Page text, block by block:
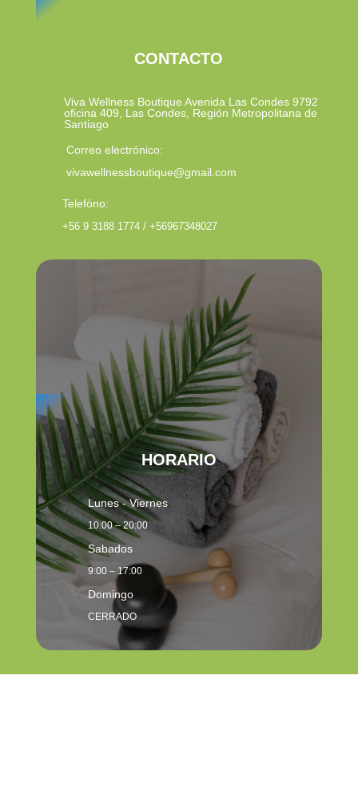
CONTACTO
Viva Wellness Boutique Avenida Las Condes 9792
oficina 409, Las Condes, Región Metropolitana de
Santiago
Correo electrónico:
vivawellnessboutique@gmail.com
Telefóno:
+56 9 3188 1774 / +56967348027
HORARIO
Lunes - Viernes
10:00 – 20:00
Sabados
9:00 – 17:00
Domingo
CERRADO